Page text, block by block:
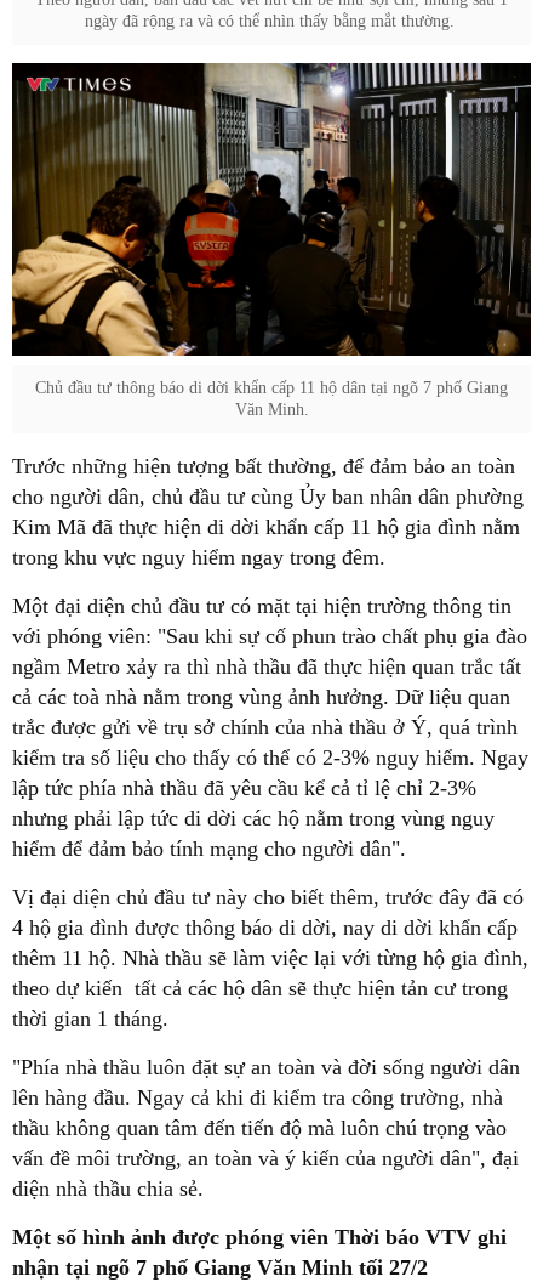
ngày đã rộng ra và có thể nhìn thấy bằng mắt thường.
Chủ đầu tư thông báo di dời khẩn cấp 11 hộ dân tại ngõ 7 phố Giang
Văn Minh.
Trước những hiện tượng bất thường, để đảm bảo an toàn
cho người dân, chủ đầu tư cùng Ủy ban nhân dân phường
Kim Mã đã thực hiện di dời khẩn cấp 11 hộ gia đình nằm
trong khu vực nguy hiểm ngay trong đêm.
Một đại diện chủ đầu tư có mặt tại hiện trường thông tin
với phóng viên: "Sau khi sự cố phun trào chất phụ gia đào
ngầm Metro xảy ra thì nhà thầu đã thực hiện quan trắc tất
cả các toà nhà nằm trong vùng ảnh hưởng. Dữ liệu quan
trắc được gửi về trụ sở chính của nhà thầu ở Ý, quá trình
kiểm tra số liệu cho thấy có thể có 2-3% nguy hiểm. Ngay
lập tức phía nhà thầu đã yêu cầu kể cả tỉ lệ chỉ 2-3%
nhưng phải lập tức di dời các hộ nằm trong vùng nguy
hiểm để đảm bảo tính mạng cho người dân".
Vị đại diện chủ đầu tư này cho biết thêm, trước đây đã có
4 hộ gia đình được thông báo di dời, nay di dời khẩn cấp
thêm 11 hộ. Nhà thầu sẽ làm việc lại với từng hộ gia đình,
theo dự kiến tất cả các hộ dân sẽ thực hiện tản cư trong
thời gian 1 tháng.
"Phía nhà thầu luôn đặt sự an toàn và đời sống người dân
lên hàng đầu. Ngay cả khi đi kiểm tra công trường, nhà
thầu không quan tâm đến tiến độ mà luôn chú trọng vào
vấn đề môi trường, an toàn và ý kiến của người dân", đại
diện nhà thầu chia sẻ.
Một số hình ảnh được phóng viên Thời báo VTV ghi
nhận tại ngõ 7 phố Giang Văn Minh tối 27/2